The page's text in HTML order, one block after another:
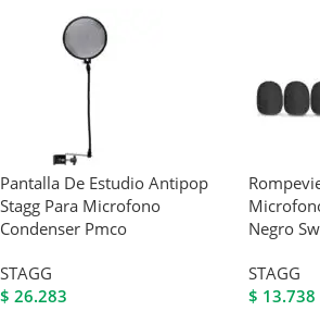
Pantalla De Estudio Antipop
Stagg Para Microfono
Condenser Pmco
STAGG
$ 26.283
Negro
STAGG
$ 13.738